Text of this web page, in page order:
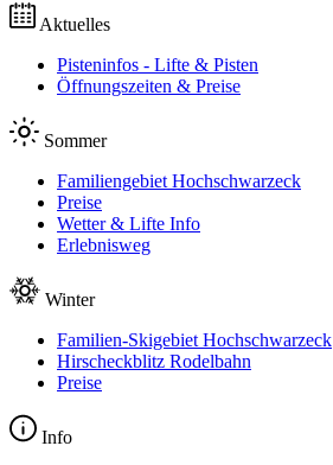
Aktuelles
Pisteninfos - Lifte & Pisten
Öffnungszeiten & Preise
Sommer
Familiengebiet Hochschwarzeck
Preise
Wetter & Lifte Info
Erlebnisweg
Winter
Familien-Skigebiet Hochschwarzeck
Hirscheckblitz Rodelbahn
Preise
Info